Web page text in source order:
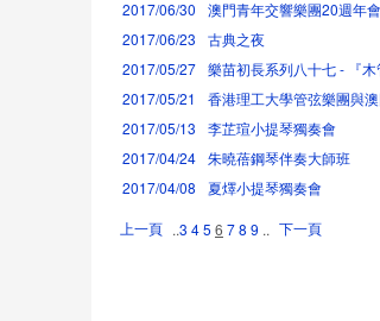
2017/06/30
澳門青年交響樂團20週年
2017/06/23
古典之夜
2017/05/27 樂苗初長系列八十七 - 『
2017/05/21
香港理工大學管弦樂團與
2017/05/13
李芷瑄小提琴獨奏會
2017/04/24 朱曉蓓鋼琴伴奏大師班
2017/04/08
夏燡小提琴獨奏會
上一頁 ..3 45 6 78 9 .. 下一頁